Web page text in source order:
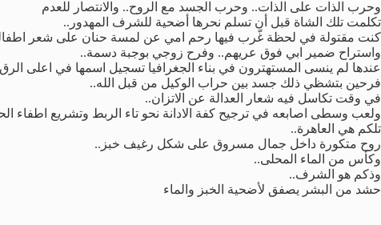
وحرب الذات على الذات.. وحرب الجسد مع الروح.. والانتصار للعدم
تكلمت تلك الشاة قبل أن تسلم نحرها أضحية للشرف المهدور..
كنت مقتولة في لحظة غّرب فيها رحم امي عن لمسة حنان على شعر
واستراح ضمير ابي فوق عريهم.. وفرح زوجي بوجبة دسمة..
عندها لم ينسى المستهترون في بناء الجغرافيا تسجيل اسمها في اعلى
فرحين بتشظي ذلك جسد بين حراب الوكيل من قبل الله..
في وقت تكاسل فيه شعار العدالة عن الاتزان..
ولعب وسطى اصابعه في ترجيح كفة الادانة نحو تاء الربط وتشريع اطفاء
تلكم هي العاهرة..
روح متكورة داخل جمال مسروق على شكل رغيف خبز..
وكأس من الماء المحلى..
وذكم هو الشرف..
حشد من البشر يصفق لأضحية الخبز والماء